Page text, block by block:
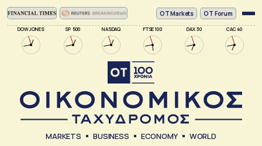
DOW JONES SP 500 NASDAQ FTSE 100 DAX 30 CAC 40
ΟΤ Markets OT Forum
MARKETS BUSINESS ECONOMY WORLD